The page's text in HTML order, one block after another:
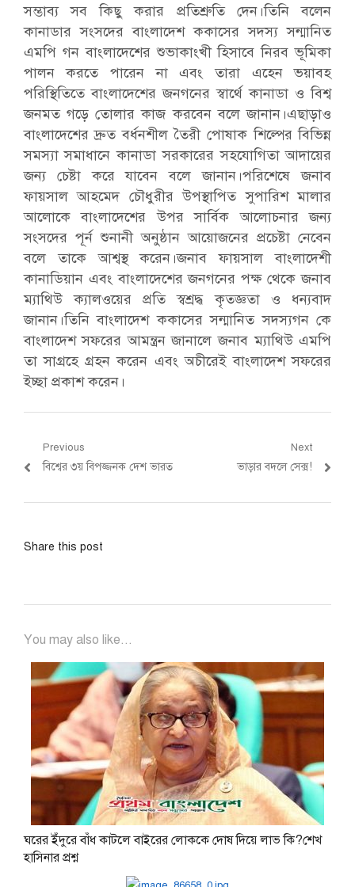
সম্ভাব্য সব কিছু করার প্রতিশ্রুতি দেন।তিনি বলেন
কানাডার সংসদের বাংলাদেশ ককাসের সদস্য সন্মানিত
এমপি গন বাংলাদেশের শুভাকাংখী হিসাবে নিরব ভূমিকা
পালন করতে পারেন না এবং তারা এহেন ভয়াবহ
পরিস্থিতিতে বাংলাদেশের জনগনের স্বার্থে কানাডা ও বিশ্ব
জনমত গড়ে তোলার কাজ করবেন বলে জানান।এছাড়াও
বাংলাদেশের দ্রুত বর্ধনশীল তৈরী পোষাক শিল্পের বিভিন্ন
সমস্যা সমাধানে কানাডা সরকারের সহযোগিতা আদায়ের
জন্য চেষ্টা করে যাবেন বলে জানান।পরিশেষে জনাব
ফায়সাল আহমেদ চৌধুরীর উপস্থাপিত সুপারিশ মালার
আলোকে বাংলাদেশের উপর সার্বিক আলোচনার জন্য
সংসদের পূর্ন শুনানী অনুষ্ঠান আয়োজনের প্রচেষ্টা নেবেন
বলে তাকে আশ্বস্থ করেন।জনাব ফায়সাল বাংলাদেশী
কানাডিয়ান এবং বাংলাদেশের জনগনের পক্ষ থেকে জনাব
ম্যাথিউ ক্যালওয়ের প্রতি স্বশ্রদ্ধ কৃতজ্ঞতা ও ধন্যবাদ
জানান।তিনি বাংলাদেশ ককাসের সন্মানিত সদস্যগন কে
বাংলাদেশ সফরের আমন্ত্রন জানালে জনাব ম্যাথিউ এমপি
তা সাগ্রহে গ্রহন করেন এবং অচীরেই বাংলাদেশ সফরের
ইচ্ছা প্রকাশ করেন।
Post
navigation
Previous
Previous
বিশ্বের ৩য় বিপজ্জনক দেশ ভারত
Next
Next
ভাড়ার বদলে সেক্স!
Share this post
You may also like...
ঘরের ইঁদুরে বাঁধ কাটলে বাইরের লোককে দোষ দিয়ে লাভ কি?শেখ
হাসিনার প্রশ্ন